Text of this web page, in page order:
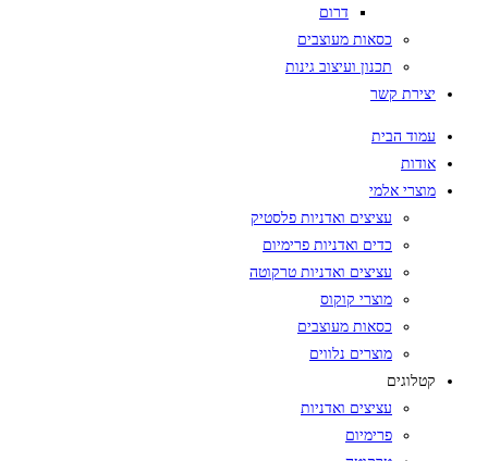
דרום
כסאות מעוצבים
תכנון ועיצוב גינות
יצירת קשר
עמוד הבית
אודות
מוצרי אלמי
עציצים ואדניות פלסטיק
כדים ואדניות פרימיום
עציצים ואדניות טרקוטה
מוצרי קוקוס
כסאות מעוצבים
מוצרים נלווים
קטלוגים
עציצים ואדניות
פרימיום